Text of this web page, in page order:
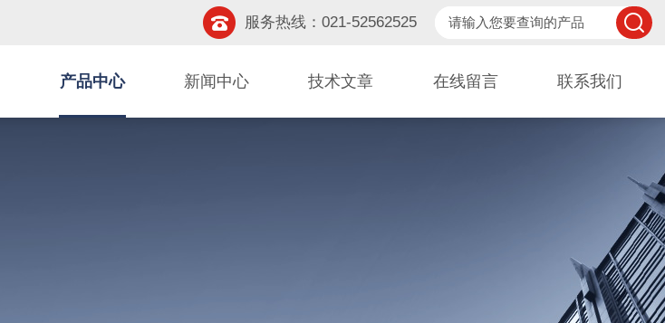
服务热线：021-52562525
产品中心 新闻中心 技术文章 在线留言 联系我们